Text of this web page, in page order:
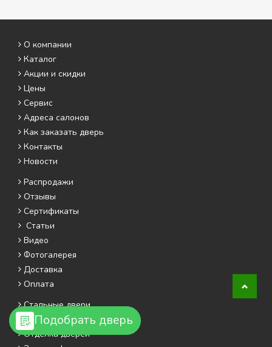
Подобрать дверь
О компании
Каталог
Акции и скидки
Цены
Сервис
Адреса салонов
Как заказать дверь
Контакты
Новости
Распродажи
Отзывы
Сертификаты
Статьи
Видео
Фотогалерея
Доставка
Оплата
Стальные двери
Готовые двери со склада
Отделка дверей